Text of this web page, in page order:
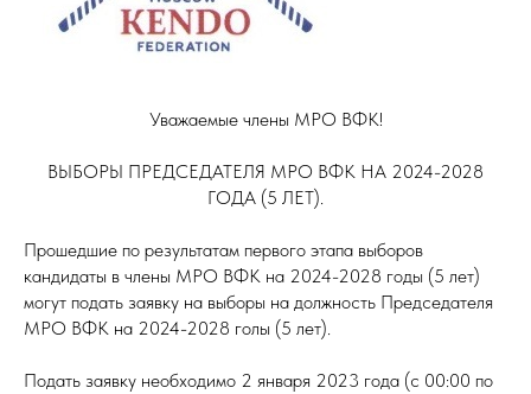
Уважаемые члены МРО ВФК!
ВЫБОРЫ ПРЕДСЕДАТЕЛЯ МРО ВФК НА 2024-2028
ГОДА (5 ЛЕТ).
Прошедшие по результатам первого этапа выборов
кандидаты в члены МРО ВФК на 2024-2028 годы (5 лет)
могут подать заявку на выборы на должность Председателя
МРО ВФК на 2024-2028 голы (5 лет).
Подать заявку необходимо 2 января 2023 года (с 00:00 по